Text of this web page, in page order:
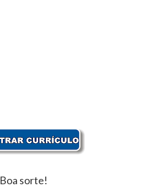
Boa sorte!